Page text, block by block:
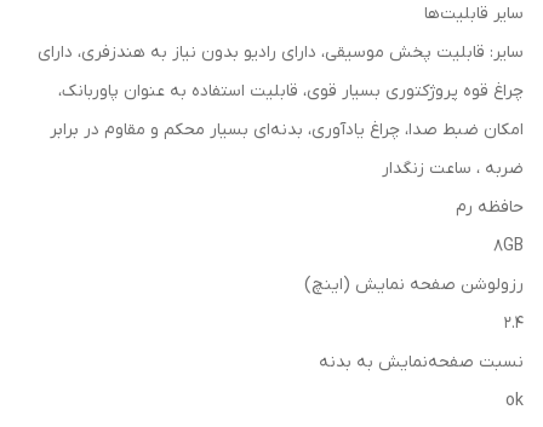
سایر قابلیت‌ها
سایر: قابلیت پخش موسیقی، دارای رادیو بدون نیاز به هندزفری، دارای
چراغ قوه پروژکتوری بسیار قوی، قابلیت استفاده به عنوان پاوربانک،
امکان ضبط صدا، چراغ یادآوری، بدنه‌ای بسیار محکم و مقاوم در برابر
ضربه ، ساعت زنگدار
حافظه رم
8GB
رزولوشن صفحه نمایش (اینچ)
2.4
نسبت صفحه‌نمایش به بدنه
ok